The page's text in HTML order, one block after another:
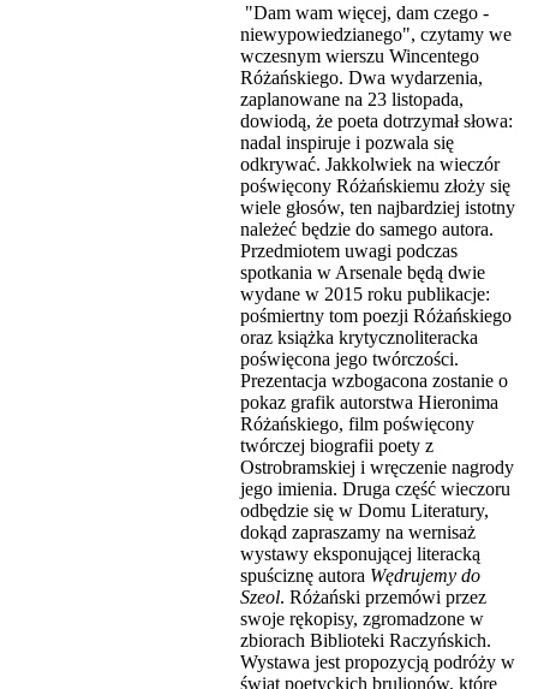
"Dam wam więcej, dam czego -
niewypowiedzianego", czytamy we
wczesnym wierszu Wincentego
Różańskiego. Dwa wydarzenia,
zaplanowane na 23 listopada,
dowiodą, że poeta dotrzymał słowa:
nadal inspiruje i pozwala się
odkrywać. Jakkolwiek na wieczór
poświęcony Różańskiemu złoży się
wiele głosów, ten najbardziej istotny
należeć będzie do samego autora.
Przedmiotem uwagi podczas
spotkania w Arsenale będą dwie
wydane w 2015 roku publikacje:
pośmiertny tom poezji Różańskiego
oraz książka krytycznoliteracka
poświęcona jego twórczości.
Prezentacja wzbogacona zostanie o
pokaz grafik autorstwa Hieronima
Różańskiego, film poświęcony
twórczej biografii poety z
Ostrobramskiej i wręczenie nagrody
jego imienia. Druga część wieczoru
odbędzie się w Domu Literatury,
dokąd zapraszamy na wernisaż
wystawy eksponującej literacką
spuściznę autora Wędrujemy do
Szeol. Różański przemówi przez
swoje rękopisy, zgromadzone w
zbiorach Biblioteki Raczyńskich.
Wystawa jest propozycją podróży w
świat poetyckich brulionów, które